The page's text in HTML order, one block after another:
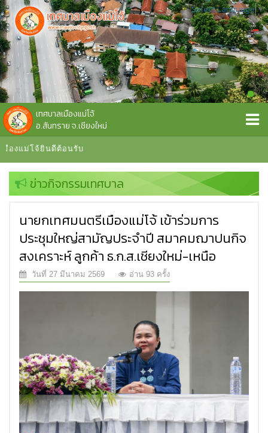
เทศบาลเมืองแม่โจ้
อ.สันทราย จ.เชียงใหม่
ยินดีต้อนรับ
Select Language▼
ข่าวกิจกรรมเทศบาล
นายกเทศมนตรีเมืองแม่โจ้ เข้าร่วมการ
ประชุมใหญ่สามัญประจำปี สมาคมฌาปนกิจ
สงเคราะห์ ลูกค้า ธ.ก.ส.เชียงใหม่-เหนือ
วันที่ 27 มีนาคม 2569 อ่าน 93 ครั้ง